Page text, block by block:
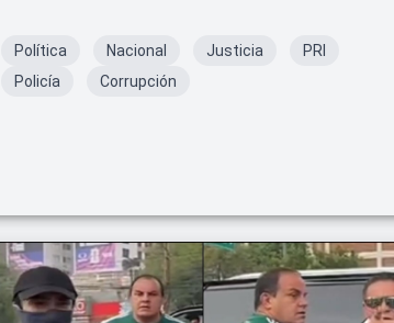
Política Nacional Justicia
PRI
Policía
Corrupción